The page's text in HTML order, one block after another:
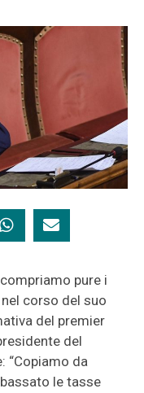
pure i
corso del suo
del premier
del
“Copiamo da
le tasse